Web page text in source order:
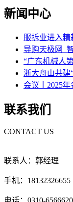
新闻中心
服拆业进入精
导购天极网_
“广东机械人
浙大舟山共建
会议丨2025
联系我们
CONTACT US
联系人：郭经理
手机：18132326655